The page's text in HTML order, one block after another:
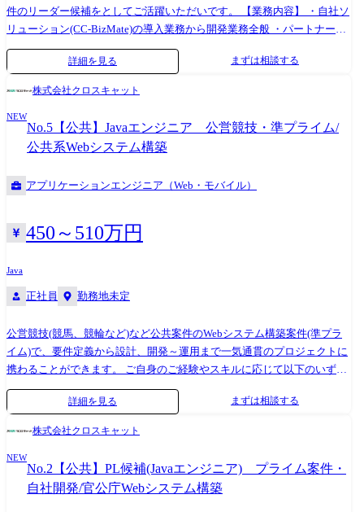
件のリーダー候補をとしてご活躍いただいです。 【業務内容】 ・自社ソ
リューション(CC-BizMate)の導入業務から開発業務全般 ・パートナー社
を含む～10名程度の導入・開発チームのリーダー候補 【開発環境】 言
語:C#、SQL、Javascript OS:Windows、Azure データベース:SQL Server
詳細を見る まずは相談する
株式会社クロスキャット
NEW
No.5【公共】Javaエンジニア 公営競技・準プライム/
公共系Webシステム構築
アプリケーションエンジニア（Web・モバイル）
450～510万円
Java
正社員 勤務地未定
公営競技(競馬、競輪など)など公共案件のWebシステム構築案件(準プラ
イム)で、要件定義から設計、開発～運用まで一気通貫のプロジェクトに
携わることができます。 ご自身のご経験やスキルに応じて以下のいずれ
かを想定しています。 ① JavaによるWebシステム設計・開発・テスト ②
上流工程支援作業 まずは業務に慣れて頂きながら、徐々にお任せしてい
きますのでご安心ください。 【開発環境】 言語:Java OS:Windows
詳細を見る まずは相談する
株式会社クロスキャット
NEW
No.2【公共】PL候補(Javaエンジニア) プライム案件・
自社開発/官公庁Webシステム構築